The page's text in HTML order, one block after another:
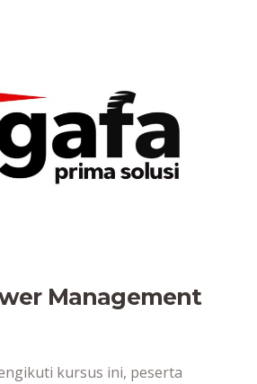
Management
kursus ini, peserta